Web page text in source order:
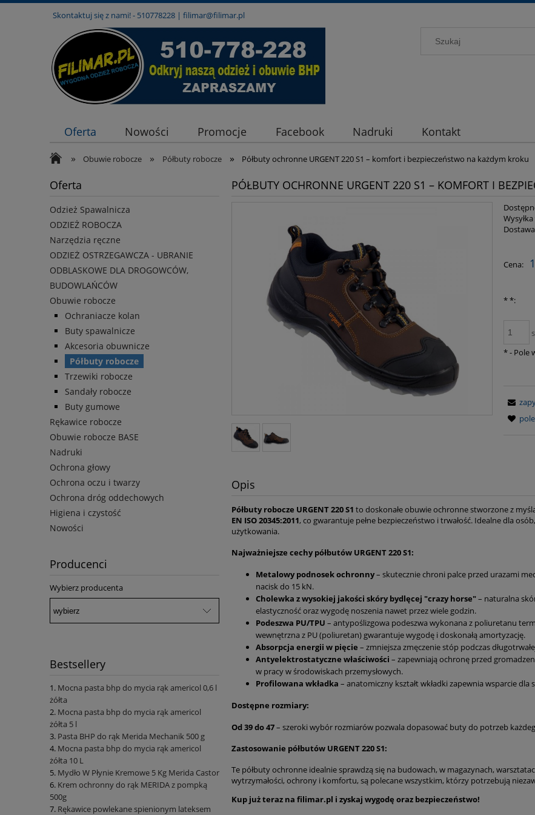
Skontaktuj się z nami! - 510778228 | filimar@filimar.pl
Oferta Nowości Promocje Facebook Nadruki Kontakt
» Obuwie robocze » Półbuty robocze » Półbuty ochronne URGENT 220 S1 – komfort i bezpieczeństwo na każdym kroku
Oferta
Odzież Spawalnicza
ODZIEŻ ROBOCZA
Narzędzia ręczne
ODZIEŻ OSTRZEGAWCZA - UBRANIE
ODBLASKOWE DLA DROGOWCÓW,
BUDOWLAŃCÓW
Obuwie robocze
Ochraniacze kolan
Buty spawalnicze
Akcesoria obuwnicze
Półbuty robocze
Trzewiki robocze
Sandały robocze
Buty gumowe
Rękawice robocze
Obuwie robocze BASE
Nadruki
Ochrona głowy
Ochrona oczu i twarzy
Ochrona dróg oddechowych
Higiena i czystość
Nowości
Producenci
Wybierz producenta
Bestsellery
Mocna pasta bhp do mycia rąk americol 0,6 l
żółta
Mocna pasta bhp do mycia rąk americol
żółta 5 l
Pasta BHP do rąk Merida Mechanik 500 g
Mocna pasta bhp do mycia rąk americol
żółta 10 L
Mydło W Płynie Kremowe 5 Kg Merida Castor
Krem ochronny do rąk MERIDA z pompką
500g
Rękawice powlekane spienionym lateksem
PÓŁBUTY OCHRONNE URGENT 220 S1 – KOMFORT I
Cena:
**:
*- Pole
Opis
Półbuty robocze URGENT 220 S1 to doskonałe obuwie ochronne stworzone z
EN ISO 20345:2011, co gwarantuje pełne bezpieczeństwo i trwałość. Idealne dla
użytkowania.
Najważniejsze cechy półbutów URGENT 220 S1:
Metalowy podnosek ochronny– skutecznie chroni palce przed urazami
nacisk do 15 kN.
Cholewka z wysokiej jakości skóry bydlęcej "crazy horse"– naturalna
elastyczność oraz wygodę noszenia nawet przez wiele godzin.
Podeszwa PU/TPU – antypoślizgowa podeszwa wykonana z poliuretanu
wewnętrzna z PU (poliuretan) gwarantuje wygodę i doskonałą amortyzację.
Absorpcja energii w pięcie – zmniejsza zmęczenie stóp podczas
Antyelektrostatyczne właściwości – zapewniają ochronę przed
w pracy w środowiskach przemysłowych.
Profilowana wkładka – anatomiczny kształt wkładki zapewnia wsparcie
Dostępne rozmiary:
Od 39 do 47– szeroki wybór rozmiarów pozwala dopasować buty do potrzeb
Zastosowanie półbutów URGENT 220 S1:
Te półbuty ochronne idealnie sprawdzą się na budowach, w magazynach,
wytrzymałości, ochrony i komfortu, są polecane wszystkim, którzy potrzebują
Kup już teraz na filimar.pl i zyskaj wygodę oraz bezpieczeństwo!